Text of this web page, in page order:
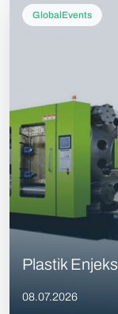
GlobalEvents
Plastik
08.07.2026